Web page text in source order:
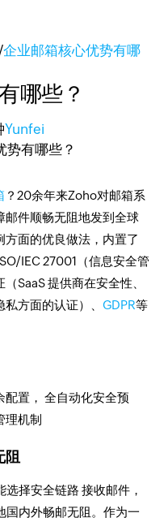
企业邮箱核心优势有哪
哪些？
Yunfei
？20余年来Zoho对邮箱系
邮件顺畅无阻地发到全球
面的优良做法，内置了
IEC 27001（信息安全管
SaaS 提供商在安全性、
私方面的认证）、GDPR等
置， 全自动化安全预
理机制
择安全链路 接收邮件，
国内外畅邮无阻。作为一